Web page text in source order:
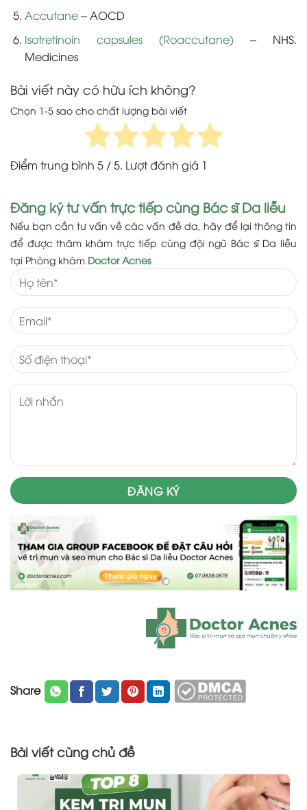
Accutane– AOCD
Isotretinoin capsules (Roaccutane)– NHS.
Medicines
Bài viết này có hữu ích không?
Chọn 1-5 sao cho chất lượng bài viết
Điểm trung bình 5 / 5. Lượt đánh giá 1
Đăng ký tư vấn trực tiếp cùng Bác sĩ Da liễu
Nếu bạn cần tư vấn về các vấn đề da, hãy để lại thông tin
để được thăm khám trực tiếp cùng đội ngũ Bác sĩ Da liễu
tại Phòng khám Doctor Acnes
Share
Bài viết cùng chủ đề